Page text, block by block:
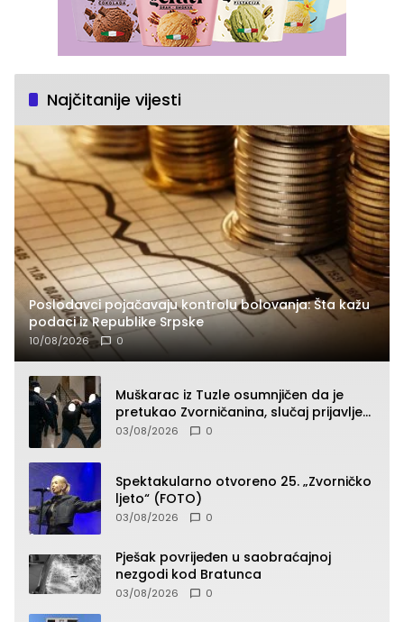
Najčitanije vijesti
Poslodavci pojačavaju kontrolu bolovanja: Šta kažu
podaci iz Republike Srpske
10/08/2026 0
Muškarac iz Tuzle osumnjičen da je
pretukao Zvorničanina, slučaj prijavljen
tužilaštvu
03/08/2026 0
Spektakularno otvoreno 25. „Zvorničko
ljeto“ (FOTO)
03/08/2026 0
Pješak povrijeđen u saobraćajnoj
nezgodi kod Bratunca
03/08/2026 0